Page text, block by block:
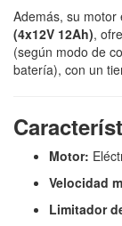
Además, su motor
(4x12V 12Ah),
(según modo de
batería), con un
Motor:
Velocidad
Limitador